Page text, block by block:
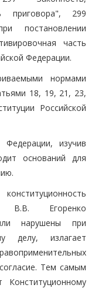
приговора", 299
постановлении
часть
Федерации.
нормами
18, 19, 21, 23,
Российской
изучив
оснований для
В.В. Егоренко
нарушены при
делу, излагает
Тем самым
Конституционному